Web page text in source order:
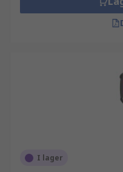
I lager